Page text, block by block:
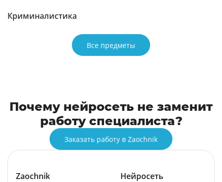
Криминалистика
Все предметы
Почему нейросеть не заменит
работу специалиста?
Заказать работу в Zaochnik
Zaochnik Нейросеть